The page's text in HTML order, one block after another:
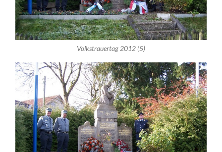
Volkstrauertag 2012 (5)